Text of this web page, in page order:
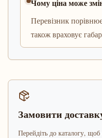
Чому ціна може
Перевізник
також враховує
Замовити
Перейдіть до каталогу,